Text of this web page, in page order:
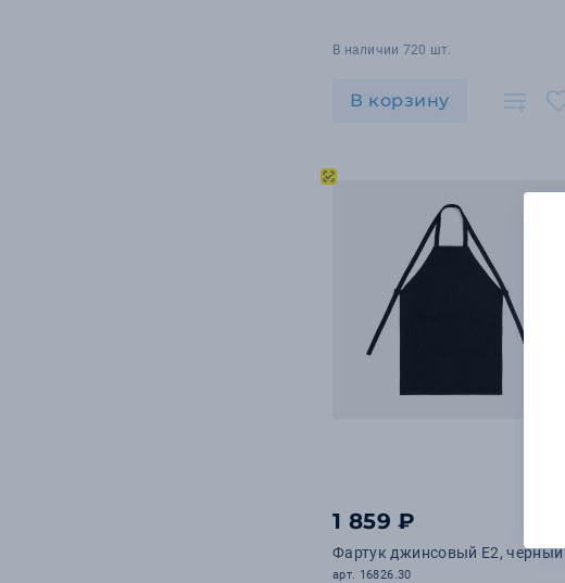
В наличии 720 шт.
В корзину
1 859 ₽
Фартук джинсовый E2, черный
арт. 16826.30